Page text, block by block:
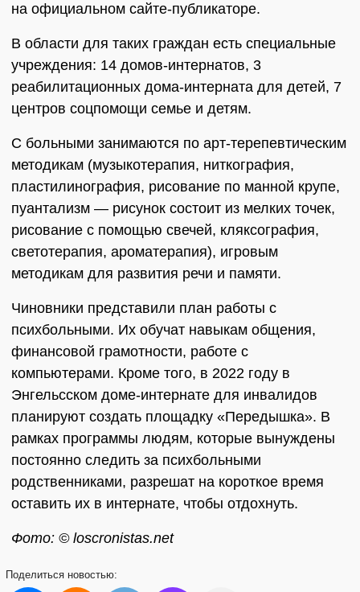
на официальном сайте-публикаторе.
В области для таких граждан есть специальные
учреждения: 14 домов-интернатов, 3
реабилитационных дома-интерната для детей, 7
центров соцпомощи семье и детям.
С больными занимаются по арт-терепевтическим
методикам (музыкотерапия, ниткография,
пластилинография, рисование по манной крупе,
пуантализм — рисунок состоит из мелких точек,
рисование с помощью свечей, кляксография,
светотерапия, ароматерапия), игровым
методикам для развития речи и памяти.
Чиновники представили план работы с
психбольными. Их обучат навыкам общения,
финансовой грамотности, работе с
компьютерами. Кроме того, в 2022 году в
Энгельсском доме-интернате для инвалидов
планируют создать площадку «Передышка». В
рамках программы людям, которые вынуждены
постоянно следить за психбольными
родственниками, разрешат на короткое время
оставить их в интернате, чтобы отдохнуть.
Фото: © loscronistas.net
Поделиться новостью: